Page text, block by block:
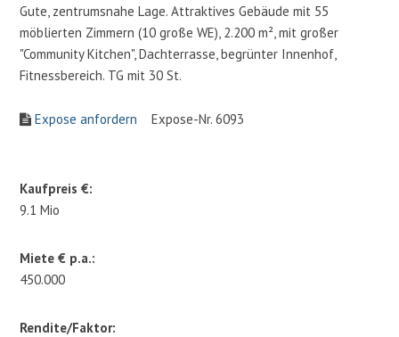
Gute, zentrumsnahe Lage. Attraktives Gebäude mit 55
möblierten Zimmern (10 große WE), 2.200 m², mit großer
"Community Kitchen", Dachterrasse, begrünter Innenhof,
Fitnessbereich. TG mit 30 St.
Expose anfordern Expose-Nr. 6093
Kaufpreis €:
9.1 Mio
Miete € p.a.:
450.000
Rendite/Faktor: